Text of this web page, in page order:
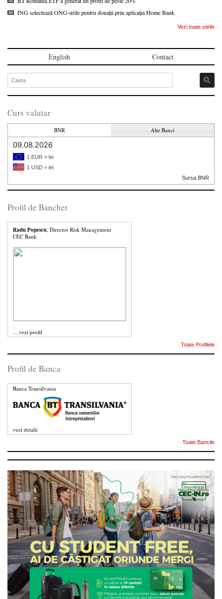
ING selectează ONG-urile pentru donații prin aplicația Home Bank
Vezi toate stirile
English Contact
Curs valutar
BNR Alte Banci
09.08.2026
1 EUR = lei
1 USD = lei
Sursa BNR
Profil de Bancher
Radu Popescu , Director Risk Management
CEC Bank
... vezi profil
Toate Profilele
Profil de Banca
Banca Transilvania
vezi detalii
Toate Bancile